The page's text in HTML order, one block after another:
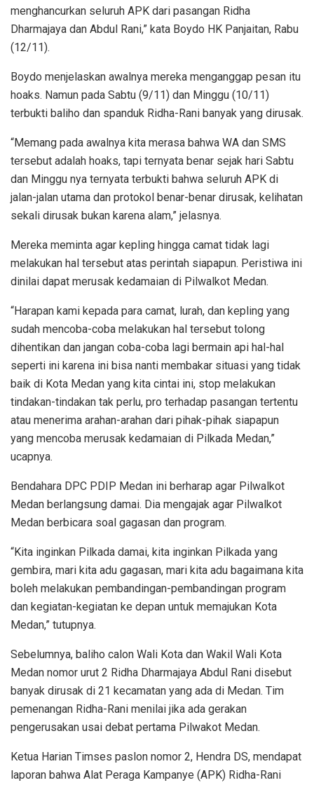
menghancurkan seluruh APK dari pasangan Ridha
Dharmajaya dan Abdul Rani,” kata Boydo HK Panjaitan, Rabu
(12/11).
Boydo menjelaskan awalnya mereka menganggap pesan itu
hoaks. Namun pada Sabtu (9/11) dan Minggu (10/11)
terbukti baliho dan spanduk Ridha-Rani banyak yang dirusak.
“Memang pada awalnya kita merasa bahwa WA dan SMS
tersebut adalah hoaks, tapi ternyata benar sejak hari Sabtu
dan Minggu nya ternyata terbukti bahwa seluruh APK di
jalan-jalan utama dan protokol benar-benar dirusak, kelihatan
sekali dirusak bukan karena alam,” jelasnya.
Mereka meminta agar kepling hingga camat tidak lagi
melakukan hal tersebut atas perintah siapapun. Peristiwa ini
dinilai dapat merusak kedamaian di Pilwalkot Medan.
“Harapan kami kepada para camat, lurah, dan kepling yang
sudah mencoba-coba melakukan hal tersebut tolong
dihentikan dan jangan coba-coba lagi bermain api hal-hal
seperti ini karena ini bisa nanti membakar situasi yang tidak
baik di Kota Medan yang kita cintai ini, stop melakukan
tindakan-tindakan tak perlu, pro terhadap pasangan tertentu
atau menerima arahan-arahan dari pihak-pihak siapapun
yang mencoba merusak kedamaian di Pilkada Medan,”
ucapnya.
Bendahara DPC PDIP Medan ini berharap agar Pilwalkot
Medan berlangsung damai. Dia mengajak agar Pilwalkot
Medan berbicara soal gagasan dan program.
“Kita inginkan Pilkada damai, kita inginkan Pilkada yang
gembira, mari kita adu gagasan, mari kita adu bagaimana kita
boleh melakukan pembandingan-pembandingan program
dan kegiatan-kegiatan ke depan untuk memajukan Kota
Medan,” tutupnya.
Sebelumnya, baliho calon Wali Kota dan Wakil Wali Kota
Medan nomor urut 2 Ridha Dharmajaya Abdul Rani disebut
banyak dirusak di 21 kecamatan yang ada di Medan. Tim
pemenangan Ridha-Rani menilai jika ada gerakan
pengerusakan usai debat pertama Pilwakot Medan.
Ketua Harian Timses paslon nomor 2, Hendra DS, mendapat
laporan bahwa Alat Peraga Kampanye (APK) Ridha-Rani